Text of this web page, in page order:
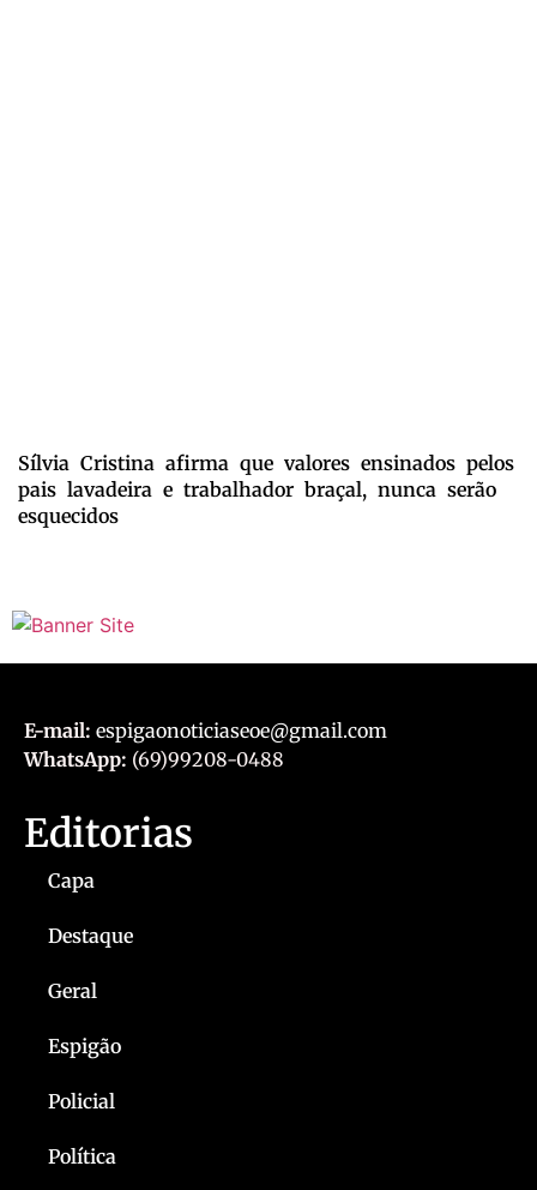
Sílvia Cristina afirma que valores ensinados pelos
pais lavadeira e trabalhador braçal, nunca serão
esquecidos
E-mail: espigaonoticiaseoe@gmail.com
WhatsApp: (69)99208-0488
Editorias
Capa
Destaque
Geral
Espigão
Policial
Política